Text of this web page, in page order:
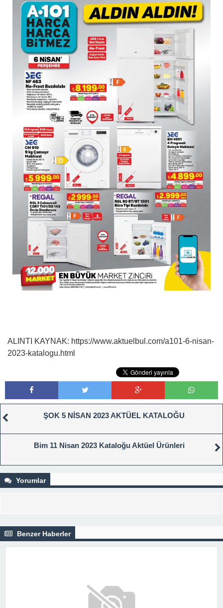
ALINTI KAYNAK: https://www.aktuelbul.com/a101-6-nisan-
2023-katalogu.html
ŞOK 5 NİSAN 2023 AKTÜEL KATALOĞU
Bim 11 Nisan 2023 Kataloğu Aktüel Ürünleri
Yorumlar
Benzer Haberler